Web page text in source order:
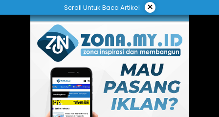
ke
Scroll Untuk Baca Artikel ×